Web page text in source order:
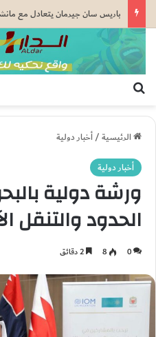
باريس سان جيرمان يتعادل مع
الرئيسية/أخبار دولية
أخبار دولية
ورشة دولية
الحدود والتنقل
0
8